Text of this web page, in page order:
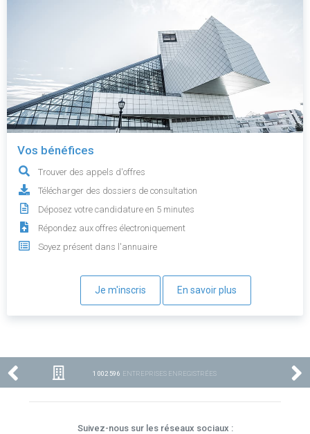
Vos bénéfices
Trouver des appels d'offres
Télécharger des dossiers de consultation
Déposez votre candidature en 5 minutes
Répondez aux offres électroniquement
Soyez présent dans l'annuaire
Je m'inscris En savoir plus
1 002 596 ENTREPRISES ENREGISTRÉES
Suivez-nous sur les réseaux sociaux :